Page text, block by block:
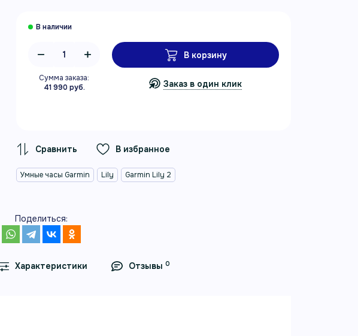
Сумма заказа:
41 990 руб.
В корзину
Заказ в один клик
В избранное
Умные часы Garmin Lily Garmin Lily 2
Поделиться:
Характеристики Отзывы 0